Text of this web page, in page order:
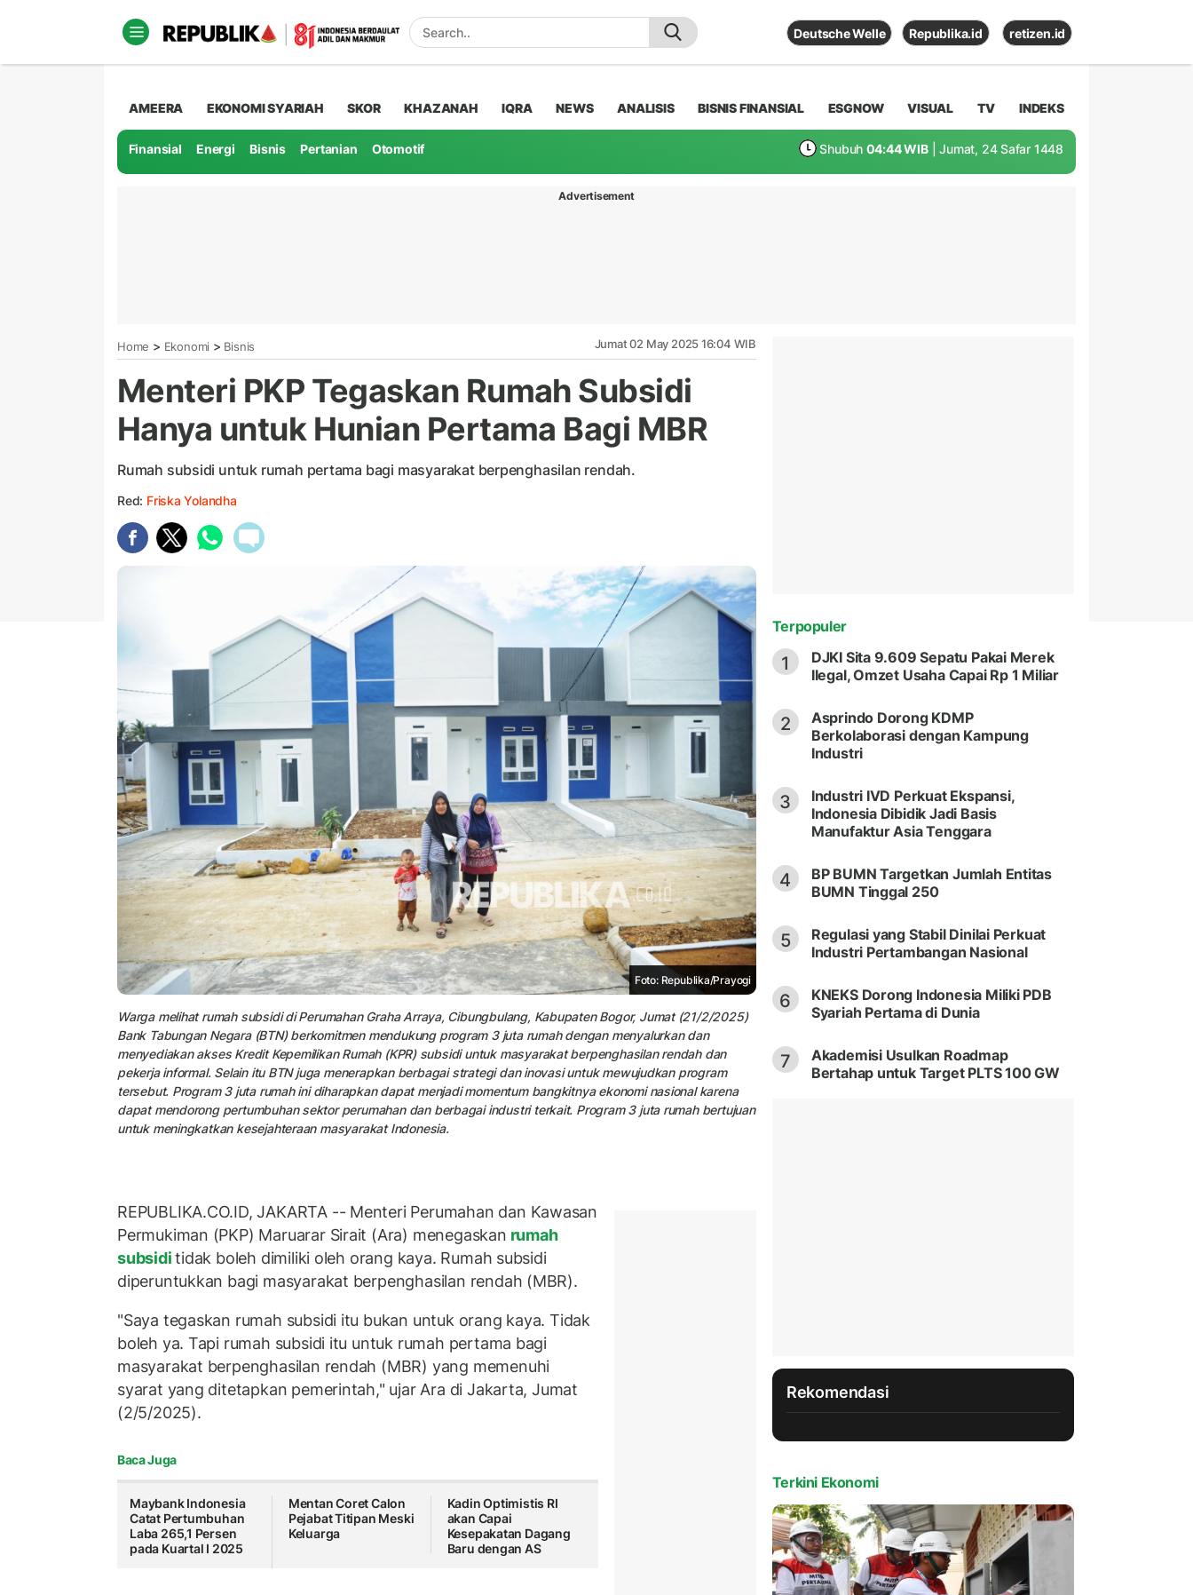
Deutsche Welle Republika.id retizen.id
AMEERA EKONOMI SYARIAH SKOR KHAZANAH IQRA NEWS ANALISIS BISNIS FINANSIAL ESGNOW VISUAL TV INDEKS
Finansial Energi Bisnis Pertanian Otomotif Shubuh 04:44 WIB | Jumat, 24 Safar 1448
Advertisement
Home > Ekonomi > Bisnis Jumat 02 May 2025 16:04 WIB
Menteri PKP Tegaskan Rumah Subsidi
Hanya untuk Hunian Pertama Bagi MBR
Rumah subsidi untuk rumah pertama bagi masyarakat berpenghasilan rendah.
Red: Friska Yolandha
Foto: Republika/Prayogi
Warga melihat rumah subsidi di Perumahan Graha Arraya, Cibungbulang, Kabupaten Bogor, Jumat (21/2/2025)
Bank Tabungan Negara (BTN) berkomitmen mendukung program 3 juta rumah dengan menyalurkan dan
menyediakan akses Kredit Kepemilikan Rumah (KPR) subsidi untuk masyarakat berpenghasilan rendah dan
pekerja informal. Selain itu BTN juga menerapkan berbagai strategi dan inovasi untuk mewujudkan program
tersebut. Program 3 juta rumah ini diharapkan dapat menjadi momentum bangkitnya ekonomi nasional karena
dapat mendorong pertumbuhan sektor perumahan dan berbagai industri terkait. Program 3 juta rumah bertujuan
untuk meningkatkan kesejahteraan masyarakat Indonesia.
REPUBLIKA.CO.ID, JAKARTA -- Menteri Perumahan dan Kawasan
Permukiman (PKP) Maruarar Sirait (Ara) menegaskan rumah
subsiditidak boleh dimiliki oleh orang kaya. Rumah subsidi
diperuntukkan bagi masyarakat berpenghasilan rendah (MBR).
"Saya tegaskan rumah subsidi itu bukan untuk orang kaya. Tidak
boleh ya. Tapi rumah subsidi itu untuk rumah pertama bagi
masyarakat berpenghasilan rendah (MBR) yang memenuhi
syarat yang ditetapkan pemerintah," ujar Ara di Jakarta, Jumat
(2/5/2025).
Baca Juga
Maybank Indonesia
Catat Pertumbuhan
Laba 265,1 Persen
pada Kuartal I 2025
Mentan Coret Calon
Pejabat Titipan Meski
Keluarga
Kadin Optimistis RI
akan Capai
Kesepakatan Dagang
Baru dengan AS
Terpopuler
1
DJKI Sita 9.609 Sepatu Pakai Merek
Ilegal, Omzet Usaha Capai Rp 1 Miliar
2
Asprindo Dorong KDMP
Berkolaborasi dengan Kampung
Industri
3
Industri IVD Perkuat Ekspansi,
Indonesia Dibidik Jadi Basis
Manufaktur Asia Tenggara
4
BP BUMN Targetkan Jumlah Entitas
BUMN Tinggal 250
5
Regulasi yang Stabil Dinilai Perkuat
Industri Pertambangan Nasional
6
KNEKS Dorong Indonesia Miliki PDB
Syariah Pertama di Dunia
7
Akademisi Usulkan Roadmap
Bertahap untuk Target PLTS 100 GW
Rekomendasi
Terkini Ekonomi